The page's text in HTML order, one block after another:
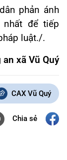
phản ánh
nhất để tiếp
luật./.
an xã Vũ Quý
CAX Vũ Quý
Chia sẻ